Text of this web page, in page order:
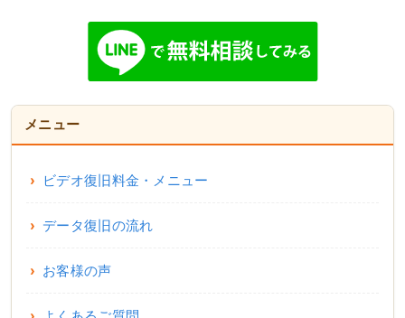
メニュー
ビデオ復旧料金・メニュー
データ復旧の流れ
お客様の声